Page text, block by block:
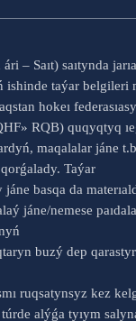
– Saıt) saıtynda
ishinde taýar belgileri
hokeı
RQB) quqyqtyq
maqalalar jáne
Taýar
basqa da
jáne/nemese
buzý dep
ruqsatynsyz kez
alýǵa tyıym